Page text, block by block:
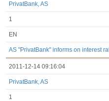
Informācija par akcionāru
PrivatBank, AS
1
EN
AS "PrivatBank" informs on interest
2011-12-14 09:16:04
PrivatBank, AS
1